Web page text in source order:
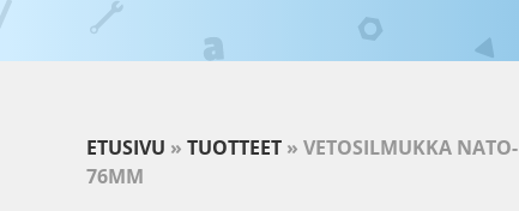
ETUSIVU » TUOTTEET » VETOSILMUKKA NATO-
76MM